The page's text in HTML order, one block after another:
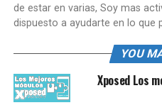
de estar en varias, Soy mas
dispuesto a ayudarte en lo que
YOU
Xposed Los